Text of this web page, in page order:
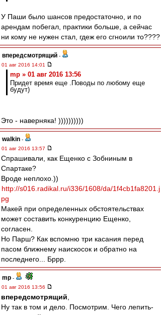
У Паши было шансов предостаточно, и по
арендам побегал, практики больше, а сейчас
ни кому не нужен стал, гдеж его сгноили то????
впередсмотрящий -
01 авг 2016 14:01
mp » 01 авг 2016 13:56
Придет время еще .Поводы по любому еще
будут)
Это - наверняка! ))))))))))
walkin -
01 авг 2016 13:57
Спрашивали, как Ещенко с Зобниным в
Спартаке?
Вроде неплохо.))
http://s016.radikal.ru/i336/1608/da/1f4cb1fa8201.j
pg
Макей при определенных обстоятельствах
может составить конкуренцию Ещенко,
согласен.
Но Парш? Как вспомню три касания перед
пасом ближнему наискосок и обратно на
последнего... Бррр.
mp -
01 авг 2016 13:56
впередсмотрящий
Ну так в том и дело. Посмотрим. Чего лепить-